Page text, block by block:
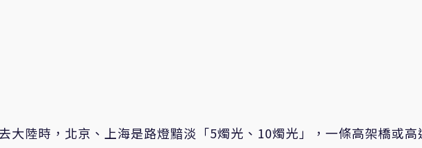
大陸時，北京、上海是路燈黯淡「5燭光、10燭光」，一條高架橋或高